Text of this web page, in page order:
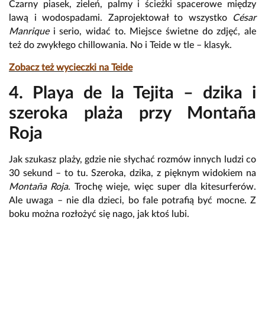
Czarny piasek, zieleń, palmy i ścieżki spacerowe między
lawą i wodospadami. Zaprojektował to wszystko
César
Manriquei serio, widać to. Miejsce świetne do zdjęć, ale
też do zwykłego chillowania. No i Teide w tle – klasyk.
Zobacz też wycieczki na Teide
4. Playa de la Tejita – dzika i
szeroka plaża przy Montaña
Roja
Jak szukasz plaży, gdzie nie słychać rozmów innych ludzi co
30 sekund – to tu. Szeroka, dzika, z pięknym widokiem na
Montaña Roja. Trochę wieje, więc super dla kitesurferów.
Ale uwaga – nie dla dzieci, bo fale potrafią być mocne. Z
boku można rozłożyć się nago, jak ktoś lubi.